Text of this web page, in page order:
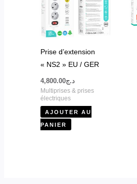
Prise d’extension
« NS2 » EU / GER
د.ج4,800.00
Multiprises & prises
électriques
AJOUTER AU
PANIER